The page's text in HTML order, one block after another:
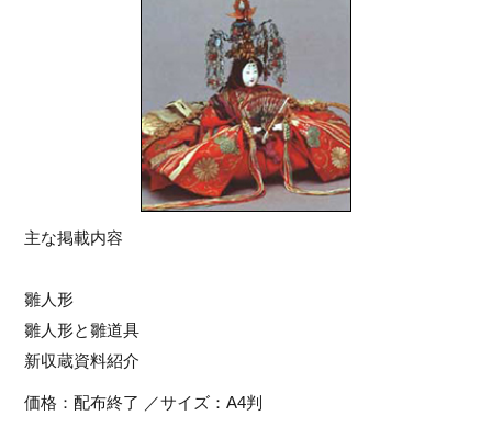
主な掲載内容
雛人形
雛人形と雛道具
新収蔵資料紹介
価格：配布終了 ／サイズ：A4判